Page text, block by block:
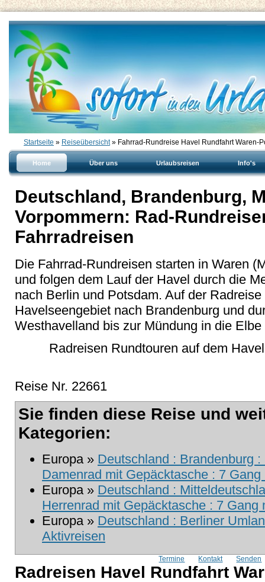
Startseite » Reiseübersicht» Fahrrad-Rundreise Havel Rundfahrt Waren-
Home Über uns Urlaubsreisen Info's
Deutschland, Brandenburg,
Vorpommern: Rad-
Fahrradreisen
Die Fahrrad-Rundreisen starten in Waren
und folgen dem Lauf der Havel durch die
nach Berlin und Potsdam. Auf der
Havelseengebiet nach Brandenburg und
Westhavelland bis zur Mündung in die
Radreisen Rundtouren auf dem
Reise Nr. 22661
Sie finden diese Reise und
Kategorien:
Europa » Deutschland : Brandenburg
Damenrad mit Gepäcktasche : 7
Europa » Deutschland :
Herrenrad mit Gepäcktasche : 7 Gang
Europa » Deutschland : Berliner
Aktivreisen
Termine Kontakt Senden
Radreisen Havel Rundfahrt